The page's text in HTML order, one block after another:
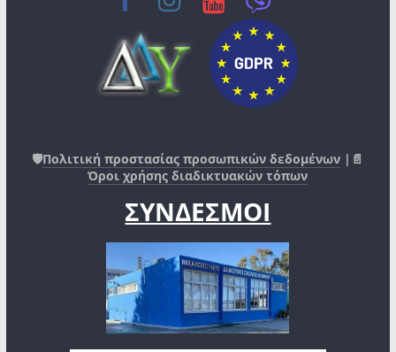
🛡️Πολιτική προστασίας προσωπικών δεδομένων |📄
Όροι χρήσης διαδικτυακών τόπων
ΣΥΝΔΕΣΜΟΙ